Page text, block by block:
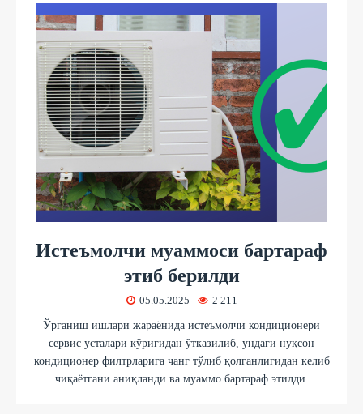
Истеъмолчи муаммоси бартараф
этиб берилди
05.05.2025 2 211
Ўрганиш ишлари жараёнида истеъмолчи кондиционери
сервис усталари кўригидан ўтказилиб, ундаги нуқсон
кондиционер филтрларига чанг тўлиб қолганлигидан келиб
чиқаётгани аниқланди ва муаммо бартараф этилди.